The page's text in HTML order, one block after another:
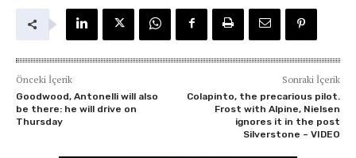
Önceki İçerik
Goodwood, Antonelli will also
be there: he will drive on
Thursday
Sonraki İçerik
Colapinto, the precarious pilot.
Frost with Alpine, Nielsen
ignores it in the post
Silverstone – VIDEO